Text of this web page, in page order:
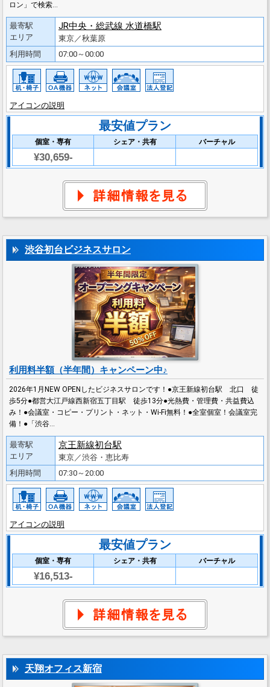
ロン」で検索…
最寄駅
エリア
JR中央・総武線 水道橋駅
東京／秋葉原
利用時間
07:00～00:00
アイコンの説明
最安値プラン
個室・専有 シェア・共有 バーチャル
¥30,659-
渋谷初台ビジネスサロン
利用料半額（半年間）キャンペーン中♪
2026年1月NEW OPENしたビジネスサロンです！●京王新線初台駅 北口 徒
歩5分●都営大江戸線西新宿五丁目駅 徒歩13分●光熱費・管理費・共益費込
み！●会議室・コピー・プリント・ネット・Wi-Fi無料！●全室個室！会議室完
備！●「渋谷…
最寄駅
エリア
京王新線初台駅
東京／渋谷・恵比寿
利用時間
07:30～20:00
アイコンの説明
最安値プラン
個室・専有 シェア・共有 バーチャル
¥16,513-
天翔オフィス新宿